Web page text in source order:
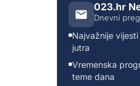
023.hr
Dnevni
Najvažnije
jutra
Vremenska
teme dana